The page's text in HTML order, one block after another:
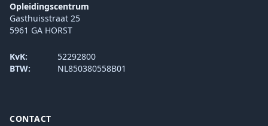
Opleidingscentrum
Gasthuisstraat 25
5961 GA HORST
KvK:
52292800
BTW:
NL850380558B01
CONTACT